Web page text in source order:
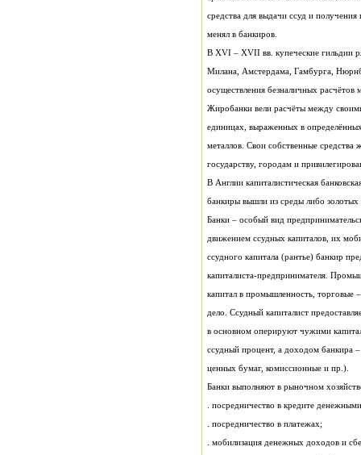
менял в банкиров.
государству, городам и
банкиры вышли из среды либо золотых
ценных бумаг, комиссионные и пр.).
Банки выполняют в рыночном
. посредничество в кредите
. посредничество в платежах;
. мобилизация денежных доходов и